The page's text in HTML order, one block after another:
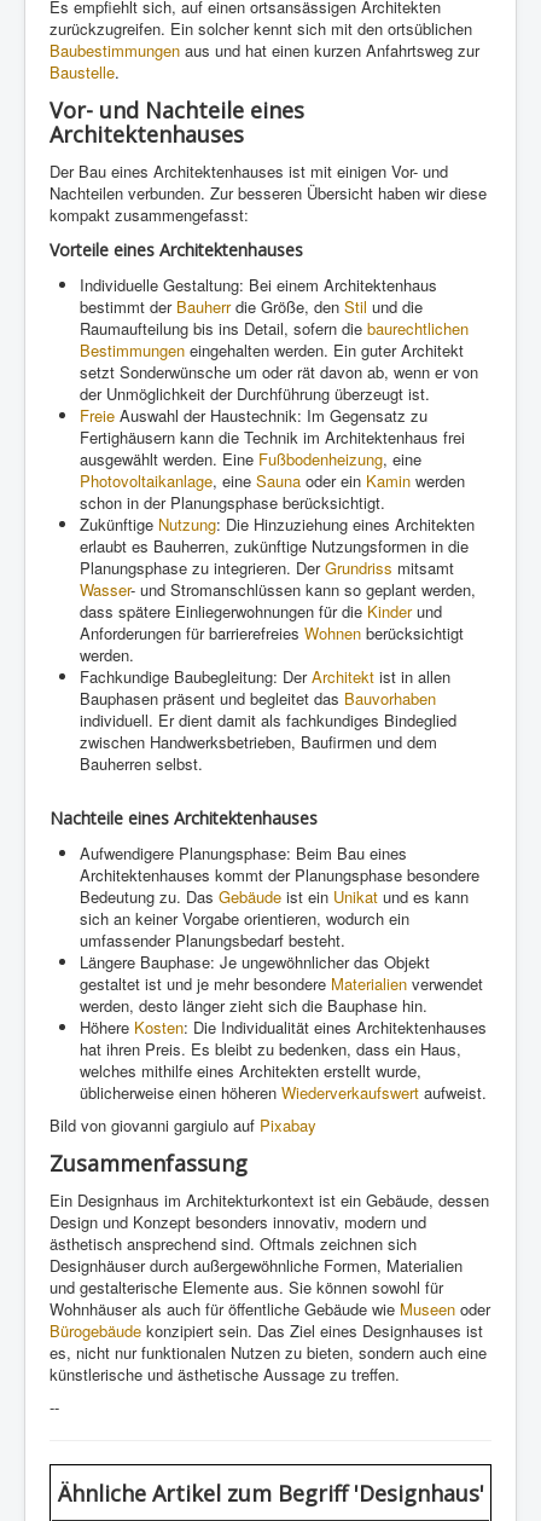
Es empfiehlt sich, auf einen ortsansässigen Architekten
zurückzugreifen. Ein solcher kennt sich mit den ortsüblichen
Baubestimmungen aus und hat einen kurzen Anfahrtsweg zur
Baustelle.
Vor- und Nachteile eines
Architektenhauses
Der Bau eines Architektenhauses ist mit einigen Vor- und
Nachteilen verbunden. Zur besseren Übersicht haben wir diese
kompakt zusammengefasst:
Vorteile eines Architektenhauses
Individuelle Gestaltung: Bei einem Architektenhaus
bestimmt der Bauherrdie Größe, den Stil und die
Raumaufteilung bis ins Detail, sofern die baurechtlichen
Bestimmungen eingehalten werden. Ein guter Architekt
setzt Sonderwünsche um oder rät davon ab, wenn er von
der Unmöglichkeit der Durchführung überzeugt ist.
Freie Auswahl der Haustechnik: Im Gegensatz zu
Fertighäusern kann die Technik im Architektenhaus frei
ausgewählt werden. Eine Fußbodenheizung, eine
Photovoltaikanlage, eine Sauna oder ein Kamin werden
schon in der Planungsphase berücksichtigt.
Zukünftige Nutzung: Die Hinzuziehung eines Architekten
erlaubt es Bauherren, zukünftige Nutzungsformen in die
Planungsphase zu integrieren. DerGrundriss mitsamt
Wasser- und Stromanschlüssen kann so geplant werden,
dass spätere Einliegerwohnungen für die Kinderund
Anforderungen für barrierefreies Wohnen berücksichtigt
werden.
Fachkundige Baubegleitung: DerArchitekt ist in allen
Bauphasen präsent und begleitet das Bauvorhaben
individuell. Er dient damit als fachkundiges Bindeglied
zwischen Handwerksbetrieben, Baufirmen und dem
Bauherren selbst.
Nachteile eines Architektenhauses
Aufwendigere Planungsphase: Beim Bau eines
Architektenhauses kommt der Planungsphase besondere
Bedeutung zu. Das Gebäude ist ein Unikat und es kann
sich an keiner Vorgabe orientieren, wodurch ein
umfassender Planungsbedarf besteht.
Längere Bauphase: Je ungewöhnlicher das Objekt
gestaltet ist und je mehr besondere Materialien verwendet
werden, desto länger zieht sich die Bauphase hin.
Höhere Kosten: Die Individualität eines Architektenhauses
hat ihren Preis. Es bleibt zu bedenken, dass ein Haus,
welches mithilfe eines Architekten erstellt wurde,
üblicherweise einen höheren Wiederverkaufswert aufweist.
Bild von giovanni gargiulo auf Pixabay
Zusammenfassung
Ein Designhaus im Architekturkontext ist ein Gebäude, dessen
Design und Konzept besonders innovativ, modern und
ästhetisch ansprechend sind. Oftmals zeichnen sich
Designhäuser durch außergewöhnliche Formen, Materialien
und gestalterische Elemente aus. Sie können sowohl für
Wohnhäuser als auch für öffentliche Gebäude wie Museen oder
Bürogebäude konzipiert sein. Das Ziel eines Designhauses ist
es, nicht nur funktionalen Nutzen zu bieten, sondern auch eine
künstlerische und ästhetische Aussage zu treffen.
--
Ähnliche Artikelzum Begriff 'Designhaus'